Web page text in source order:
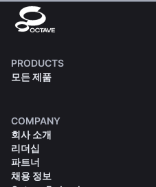
PRODUCTS
모든 제품
COMPANY
회사 소개
리더십
파트너
채용 정보